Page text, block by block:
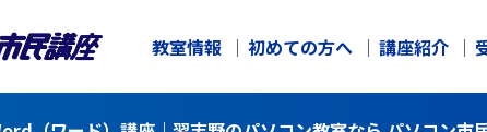
教室情報 初めての方へ 講座紹介